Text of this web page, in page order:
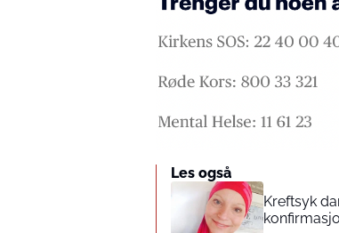
Les også
Kreftsyk